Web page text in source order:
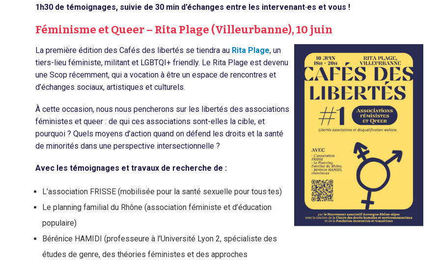
1h30 de témoignages, suivie de 30 min d’échanges entre les intervenant·es et vous !
Féminisme et Queer – Rita Plage (Villeurbanne), 10 juin
La première édition des Cafés des libertés se tiendra au Rita Plage, un
tiers-lieu féministe, militant et LGBTQI+ friendly. Le Rita Plage est devenu
une Scop récemment, qui a vocation à être un espace de rencontres et
d’échanges sociaux, artistiques et culturels.
À cette occasion, nous nous pencherons sur les libertés des associations
féministes et queer : de qui ces associations sont-elles la cible, et
pourquoi ? Quels moyens d’action quand on défend les droits et la santé
de minorités dans une perspective intersectionnelle ?
Avec les témoignages et travaux de recherche de :
L’association FRISSE (mobilisée pour la santé sexuelle pour tous·tes)
Le planning familial du Rhône (association féministe et d’éducation
populaire)
Bérénice HAMIDI (professeure à l’Université Lyon 2, spécialiste des
études de genre, des théories féministes et des approches